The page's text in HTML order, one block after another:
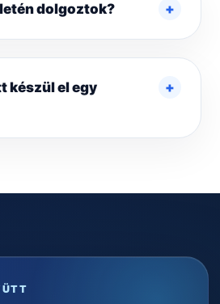
dolgoztok?
készül el egy